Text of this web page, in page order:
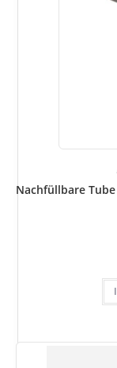
Nachfüllbare